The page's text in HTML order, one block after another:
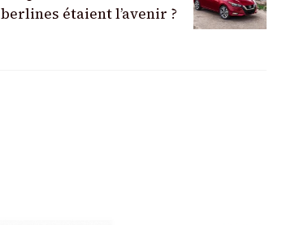
berlines étaient l’avenir ?